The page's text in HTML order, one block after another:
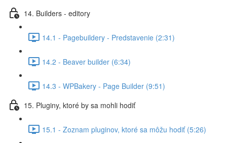
14. Builders - editory
14.1 - Pagebuildery - Predstavenie (2:31)
14.2 - Beaver builder (6:34)
14.3 - WPBakery - Page Builder (9:51)
15. Pluginy, ktoré by sa mohli hodiť
15.1 - Zoznam pluginov, ktoré sa môžu hodiť (5:26)